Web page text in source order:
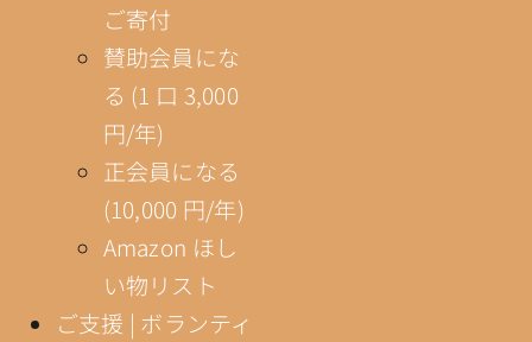
ご寄付
賛助会員にな
る (1 口 3,000
円/年)
正会員になる
(10,000 円/年)
Amazon ほし
い物リスト
ご支援 | ボランティ